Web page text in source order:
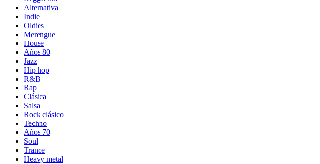
Alternativa
Indie
Oldies
Merengue
House
Años 80
Jazz
Hip hop
R&B
Rap
Clásica
Salsa
Rock clásico
Techno
Años 70
Soul
Trance
Heavy metal